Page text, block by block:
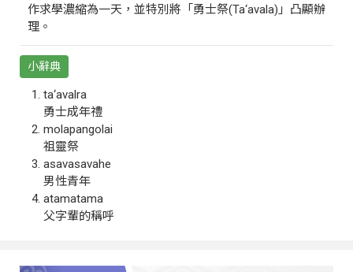
作求學濃縮為一天，並特別將「勇士祭(Ta‘avala)」凸顯辦
理。
小辭典
ta‘avalra
勇士成年禮
molapangolai
祖靈祭
asavasavahe
男性青年
atamatama
父字輩的稱呼